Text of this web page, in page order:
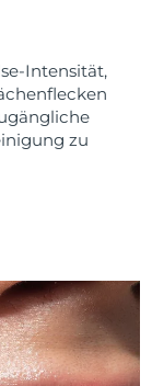
Intensität,
zu
8/10/26
8/10/26
8/14/26